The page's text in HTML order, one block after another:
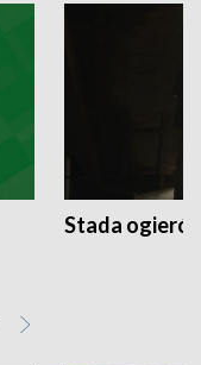
Stada